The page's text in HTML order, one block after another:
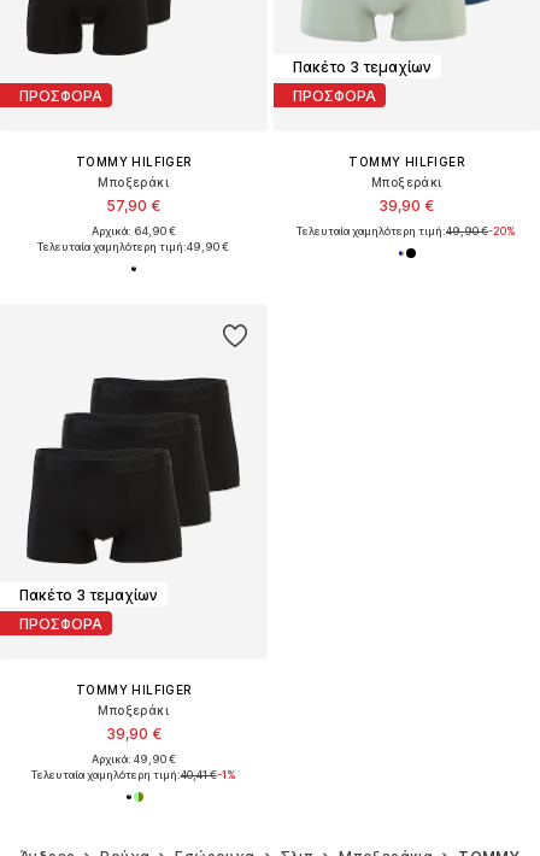
ΠΡΟΣΦΟΡΑ
TOMMY HILFIGER
Μποξεράκι
57,90 €
Αρχικά: 64,90 €
Τελευταία χαμηλότερη τιμή:49,90 €
Πακέτο 3 τεμαχίων
ΠΡΟΣΦΟΡΑ
TOMMY HILFIGER
Μποξεράκι
39,90 €
Τελευταία χαμηλότερη τιμή:49,90 €-20%
Πακέτο 3 τεμαχίων
ΠΡΟΣΦΟΡΑ
TOMMY HILFIGER
Μποξεράκι
39,90 €
Αρχικά: 49,90 €
Τελευταία χαμηλότερη τιμή:40,41 €-1%